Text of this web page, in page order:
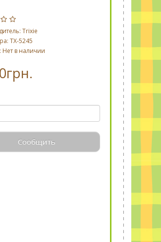
Trixie
TX-5245
Нет в наличии
Сообщить